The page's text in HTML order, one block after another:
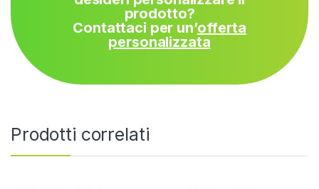
prodotto?
Contattaci per un’offerta
personalizzata
Prodotti correlati